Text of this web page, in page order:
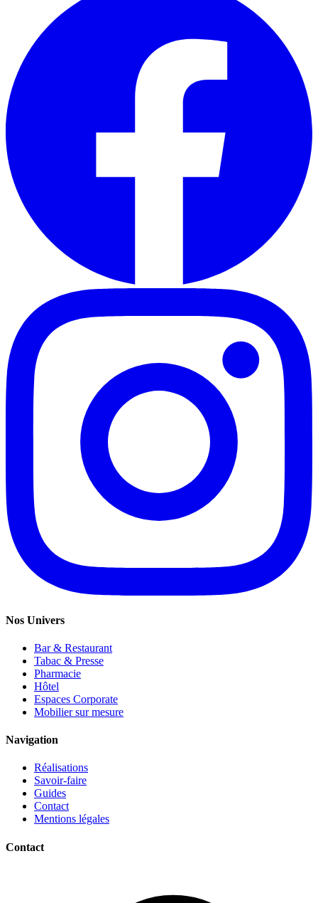
Nos Univers
Bar & Restaurant
Tabac & Presse
Pharmacie
Hôtel
Espaces Corporate
Mobilier sur mesure
Navigation
Réalisations
Savoir-faire
Guides
Contact
Mentions légales
Contact